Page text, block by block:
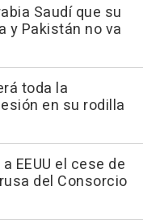
Saudí que su
y Pakistán no va
toda la
en su rodilla
EEUU el cese de
del Consorcio